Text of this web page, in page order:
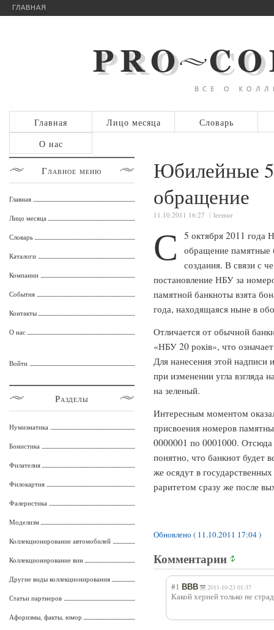
ГЛАВНАЯ
Главная Лицо месяца
Словарь
О нас
Юбилейные
обращение
11.10.2011 16:27 leemur
С
5 октября 2011 года
обращение памятные
создания. В связи с
постановление НБУ за
памятной банкноты взята
года, находящаяся ныне в
Отличается от обычной
«НБУ 20 років», что
Для нанесения этой надписи
при изменении угла взгляда
на зеленый.
Интересным моментом
присвоения номеров
0000001 по 0001000.
понятно, что банкнот будет
же осядут в
раритетом сразу же после
Обновлено ( 11.10.2011 17:04 )
Комментарии
#1 ВВВ 2011-10-23 01:37
Какой херней только не
Главное меню
Главная
Лицо месяца
Словарь
Каталоги
Компании
События
Контакты
О нас
Войти
Разделы
Нумизматика
Бонистика
Филателия
Филокартия
Фалеристика
Моделизм
Коллекционирование автомобилей
Коллекционирование вин
Другие виды коллекционирования
Статьи партнеров
Афоризмы, факты, юмор